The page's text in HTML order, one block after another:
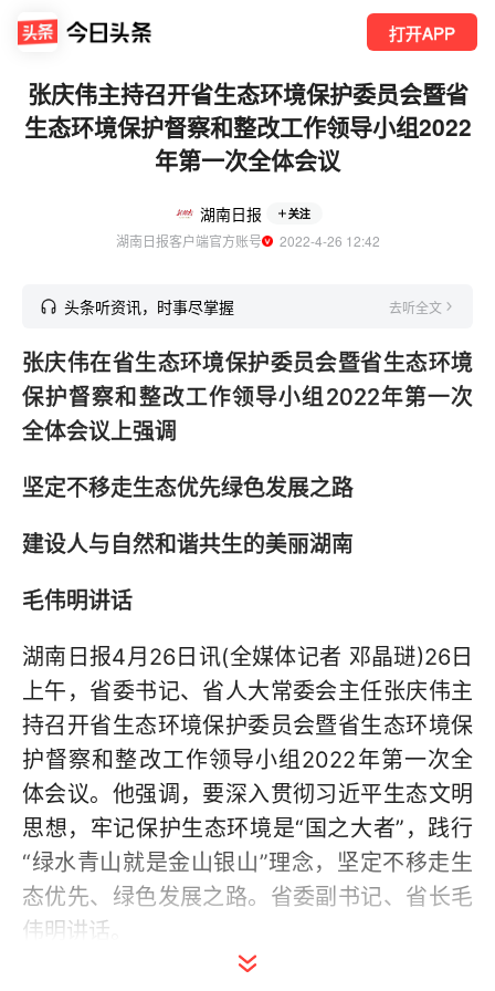
打开APP
张庆伟主持召开省生态环境保护委员会暨省
生态环境保护督察和整改工作领导小组2022
年第一次全体会议
湖南日报 关注
湖南日报客户端官方账号
  2022-4-26 12:42
头条听资讯，时事尽掌握 去听全文
张庆伟在省生态环境保护委员会暨省生态环境
保护督察和整改工作领导小组2022年第一次
全体会议上强调
坚定不移走生态优先绿色发展之路
建设人与自然和谐共生的美丽湖南
毛伟明讲话
湖南日报4月26日讯(全媒体记者 邓晶琎)26日
上午，省委书记、省人大常委会主任张庆伟主
持召开省生态环境保护委员会暨省生态环境保
护督察和整改工作领导小组2022年第一次全
体会议。他强调，要深入贯彻习近平生态文明
思想，牢记保护生态环境是“国之大者”，践行
“绿水青山就是金山银山”理念，坚定不移走生
态优先、绿色发展之路。省委副书记、省长毛
伟明讲话。